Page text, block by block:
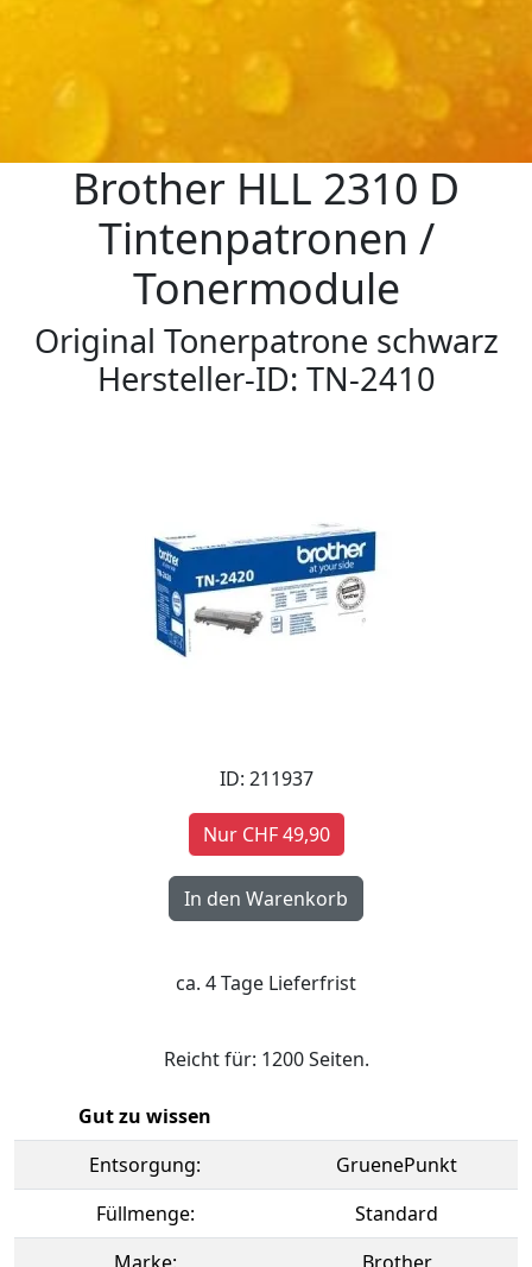
Brother HLL 2310 D
Tintenpatronen /
Tonermodule
Original Tonerpatrone schwarz
Hersteller-ID: TN-2410
ID: 211937
Nur CHF 49,90
ca. 4 Tage Lieferfrist
Reicht für: 1200 Seiten.
Gut zu wissen
Entsorgung:
GruenePunkt
Füllmenge:
Standard